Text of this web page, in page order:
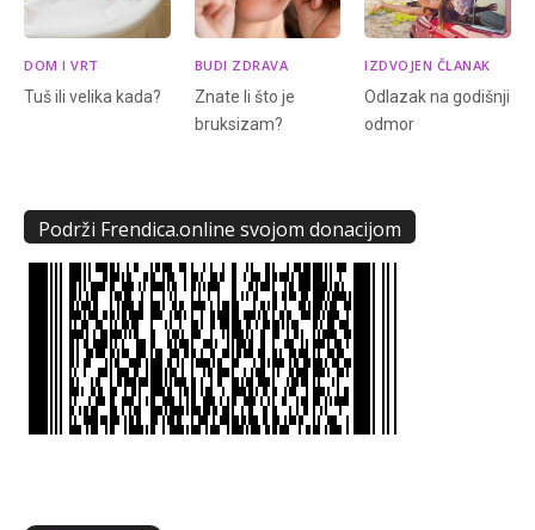
DOM I VRT
Tuš ili velika kada?
BUDI ZDRAVA
Znate li što je
bruksizam?
IZDVOJEN ČLANAK
Odlazak na godišnji
odmor
Podrži Frendica.online svojom donacijom